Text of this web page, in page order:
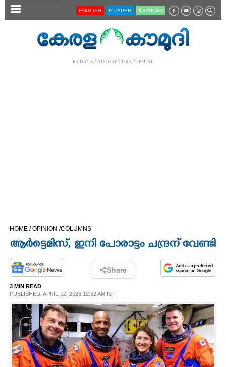
SECTIONS
OPINION
PHOTOS
LIFESTYLE
SPIRITUAL
ENGLISH E-PAPER KĀZHCHA
FRIDAY, 07 AUGUST 2026 5.12 PM IST
HOME /OPINION /COLUMNS
ആർട്ടെമിസ്, ഇനി പോരാട്ടം ചന്ദ്രന് വേണ്ടി
Share
3 MIN READ
PUBLISHED: APRIL 12, 2026 12:52 AM IST